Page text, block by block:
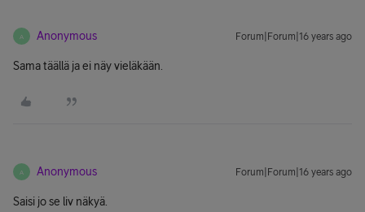
A Anonymous Forum|Forum|16 years ago
Sama täällä ja ei näy vieläkään.
A Anonymous Forum|Forum|16 years ago
Saisi jo se liv näkyä.